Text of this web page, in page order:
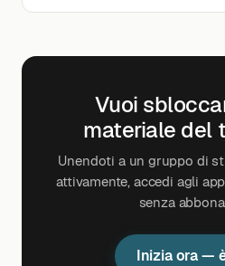
Vuoi
materiale del
Unendoti a un gruppo di
attivamente, accedi agli
senza
Inizia ora —